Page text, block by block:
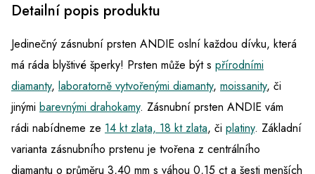
Detailní popis produktu
Jedinečný zásnubní prsten ANDIE oslní každou dívku, která
má ráda blyštivé šperky! Prsten může být s přírodními
diamanty, laboratorně vytvořenými diamanty, moissanity, či
jinými barevnými drahokamy. Zásnubní prsten ANDIE vám
rádi nabídneme ze 14 kt zlata, 18 kt zlata, či platiny. Základní
varianta zásnubního prstenu je tvořena z centrálního
diamantu o průměru 3,40 mm s váhou 0,15 ct a šesti menších